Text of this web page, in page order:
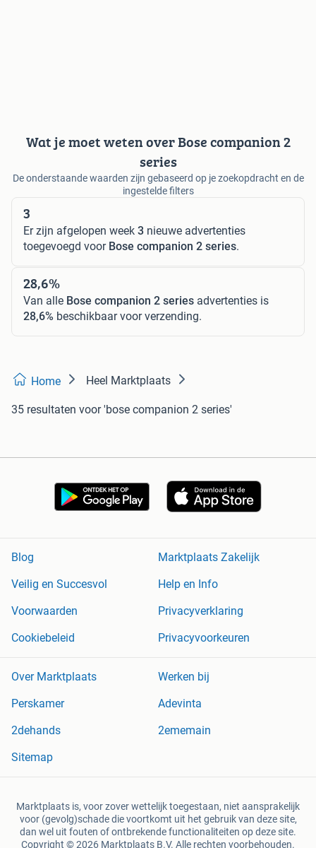
Wat je moet weten over Bose companion 2
series
De onderstaande waarden zijn gebaseerd op je zoekopdracht en de
ingestelde filters
3
Er zijn afgelopen week 3 nieuwe advertenties
toegevoegd voor Bose companion 2 series.
28,6%
Van alle Bose companion 2 series advertenties is
28,6% beschikbaar voor verzending.
Home Heel Marktplaats
35 resultaten voor 'bose companion 2 series'
Blog
Marktplaats Zakelijk
Veilig en Succesvol
Help en Info
Voorwaarden
Privacyverklaring
Cookiebeleid
Privacyvoorkeuren
Over Marktplaats
Werken bij
Perskamer
Adevinta
2dehands
2ememain
Sitemap
Marktplaats is, voor zover wettelijk toegestaan, niet aansprakelijk
voor (gevolg)schade die voortkomt uit het gebruik van deze site,
dan wel uit fouten of ontbrekende functionaliteiten op deze site.
Copyright © 2026 Marktplaats B.V. Alle rechten voorbehouden.